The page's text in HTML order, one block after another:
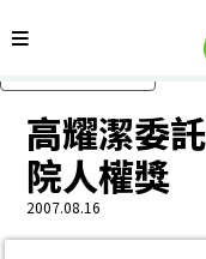
內容分類
高耀潔委
院人權獎
2007.08.16